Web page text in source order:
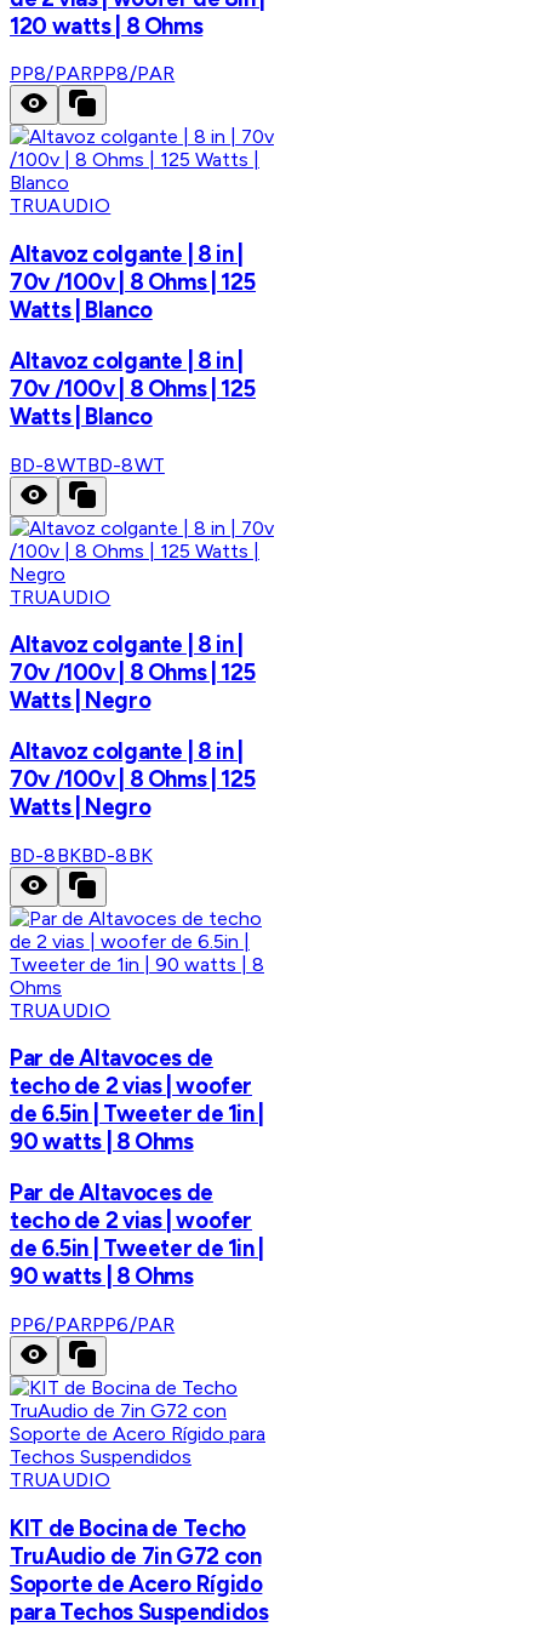
120 watts | 8 Ohms
PP8/PARPP8/PAR
TRUAUDIO
Altavoz colgante | 8 in |
70v /100v | 8 Ohms | 125
Watts | Blanco
Altavoz colgante | 8 in |
70v /100v | 8 Ohms | 125
Watts | Blanco
BD-8WTBD-8WT
TRUAUDIO
Altavoz colgante | 8 in |
70v /100v | 8 Ohms | 125
Watts | Negro
Altavoz colgante | 8 in |
70v /100v | 8 Ohms | 125
Watts | Negro
BD-8BKBD-8BK
TRUAUDIO
Par de Altavoces de
techo de 2 vias | woofer
de 6.5in | Tweeter de 1in |
90 watts | 8 Ohms
Par de Altavoces de
techo de 2 vias | woofer
de 6.5in | Tweeter de 1in |
90 watts | 8 Ohms
PP6/PARPP6/PAR
TRUAUDIO
KIT de Bocina de Techo
TruAudio de 7in G72 con
Soporte de Acero Rígido
para Techos Suspendidos